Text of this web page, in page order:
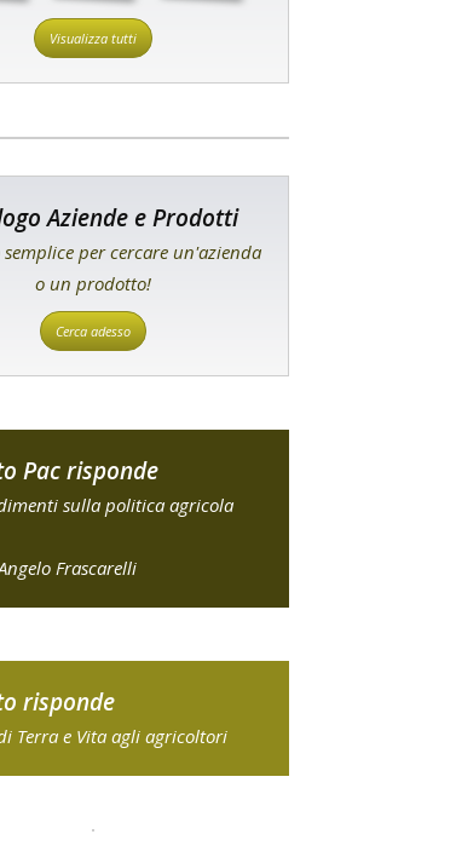
Visualizza tutti
Aziende e Prodotti
per cercare un'azienda
o un prodotto!
Cerca adesso
Pac risponde
sulla politica agricola
Frascarelli
risponde
Terra e Vita agli agricoltori